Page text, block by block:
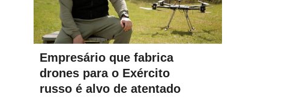
Empresário que fabrica
drones para o Exército
russo é alvo de atentado